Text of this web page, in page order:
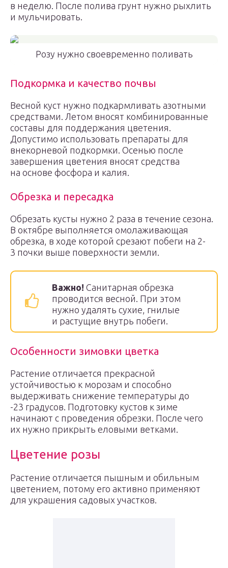
в неделю. После полива грунт нужно рыхлить
и мульчировать.
Розу нужно своевременно поливать
Подкормка и качество почвы
Весной куст нужно подкармливать азотными
средствами. Летом вносят комбинированные
составы для поддержания цветения.
Допустимо использовать препараты для
внекорневой подкормки. Осенью после
завершения цветения вносят средства
на основе фосфора и калия.
Обрезка и пересадка
Обрезать кусты нужно 2 раза в течение сезона.
В октябре выполняется омолаживающая
обрезка, в ходе которой срезают побеги на 2-
3 почки выше поверхности земли.
Важно! Санитарная обрезка
проводится весной. При этом
нужно удалять сухие, гнилые
и растущие внутрь побеги.
Особенности зимовки цветка
Растение отличается прекрасной
устойчивостью к морозам и способно
выдерживать снижение температуры до
-23 градусов. Подготовку кустов к зиме
начинают с проведения обрезки. После чего
их нужно прикрыть еловыми ветками.
Цветение розы
Растение отличается пышным и обильным
цветением, потому его активно применяют
для украшения садовых участков.